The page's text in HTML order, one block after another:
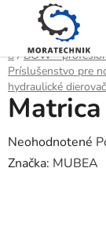
Domov
/ BOW -
Príslušenstvo pre
hydraulické
Priemerné
hodnotenie
Neohodnotené
Značka: MUBEA